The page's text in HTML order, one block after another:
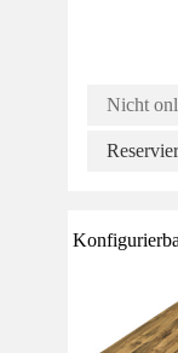
Nicht